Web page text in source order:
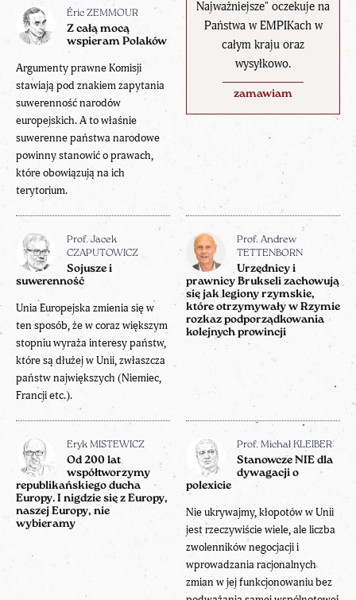
Najważniejsze" oczekuje na
Państwa w EMPIKach w
całym kraju oraz
wysyłkowo.
zamawiam
Éric ZEMMOUR
Z całą mocą
wspieram Polaków
Argumenty prawne Komisji
stawiają pod znakiem zapytania
suwerenność narodów
europejskich. A to właśnie
suwerenne państwa narodowe
powinny stanowić o prawach,
które obowiązują na ich
terytorium.
Prof. Jacek
CZAPUTOWICZ
Sojusze i
suwerenność
Unia Europejska zmienia się w
ten sposób, że w coraz większym
stopniu wyraża interesy państw,
które są dłużej w Unii, zwłaszcza
państw największych (Niemiec,
Francji etc.).
Prof. Andrew
TETTENBORN
Urzędnicy i
prawnicy Brukseli zachowują
się jak legiony rzymskie,
które otrzymywały w Rzymie
rozkaz podporządkowania
kolejnych prowincji
Eryk MISTEWICZ
Od 200 lat
współtworzymy
republikańskiego ducha
Europy. I nigdzie się z Europy,
naszej Europy, nie
wybieramy
Prof. Michał KLEIBER
Stanowcze NIE dla
dywagacji o
polexicie
Nie ukrywajmy, kłopotów w Unii
jest rzeczywiście wiele, ale liczba
zwolenników negocjacji i
wprowadzania racjonalnych
zmian w jej funkcjonowaniu bez